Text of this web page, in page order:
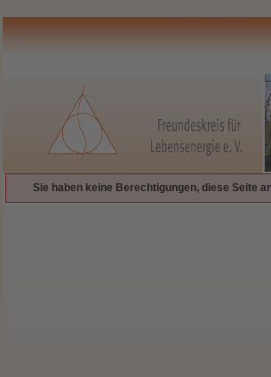
Sie haben keine Berechtigungen, diese Seite